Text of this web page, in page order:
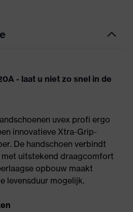
- laat u niet zo snel in de
uvex profi ergo
innovatieve Xtra-Grip-
De handschoen verbindt
uitstekend draagcomfort
opbouw maakt
levensduur mogelijk.